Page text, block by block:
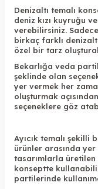
Denizaltı temalı
deniz kızı kuyruğu
verebilirsiniz.
birkaç farklı
özel bir tarz
Bekarlığa veda
şeklinde olan
yer vermek her
oluşturmak
seçeneklere göz
Ayıcık temalı
ürünler arasında
tasarımlarla
konseptte
partilerinde